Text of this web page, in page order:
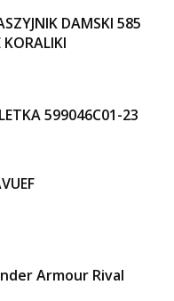
DAMSKI 585
KORALIKI
599046C01-23
Armour Rival